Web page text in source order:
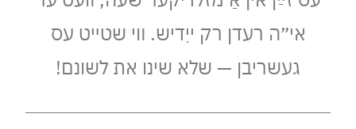
אי״ה רעדן רק ייִדיש. װי שטײט עס
געשריבן — שלא שינו את לשונם!